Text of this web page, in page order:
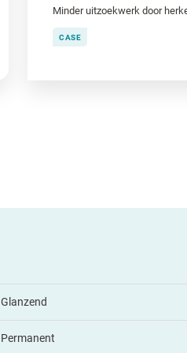
CASE
Glanzend
Permanent